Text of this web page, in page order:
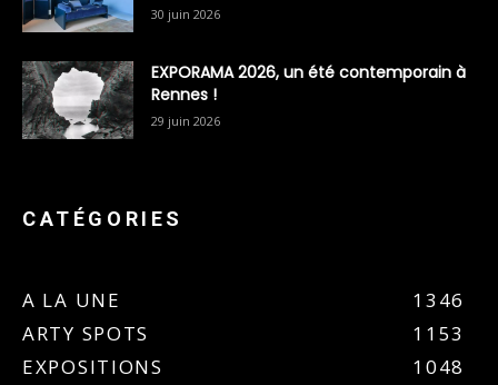
30 juin 2026
EXPORAMA 2026, un été contemporain à
Rennes !
29 juin 2026
CATÉGORIES
A LA UNE
1346
ARTY SPOTS
1153
EXPOSITIONS
1048